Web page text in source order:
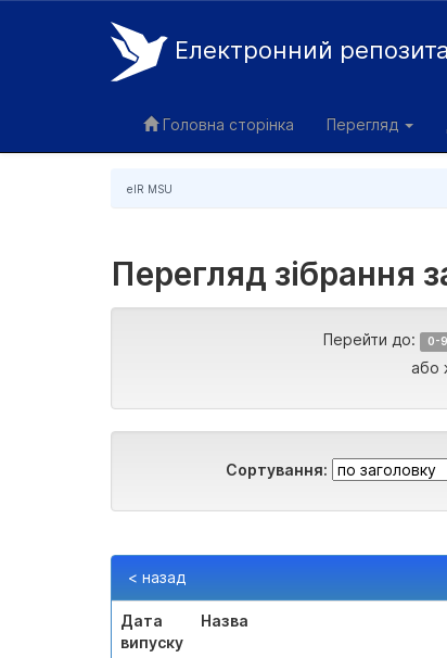
Електронний
Головна сторінка Перегляд
eIR MSU
Перегляд зібрання
Перейти до: 0-9
або
Сортування:
< назад
Дата
випуску
Назва